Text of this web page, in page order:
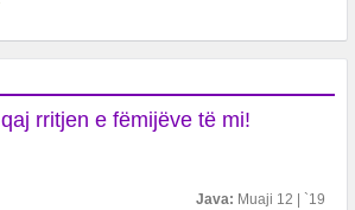
rritjen e fëmijëve të mi!
Java: Muaji 12 | `19